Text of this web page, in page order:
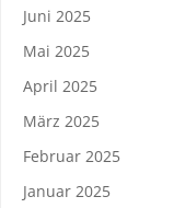
Juni 2025
Mai 2025
April 2025
März 2025
Februar 2025
Januar 2025